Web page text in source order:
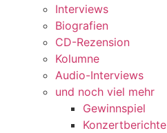
Interviews
Biografien
CD-Rezension
Kolumne
Audio-Interviews
und noch viel mehr
Gewinnspiel
Konzertberichte